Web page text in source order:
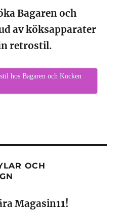
Bagaren och
av köksapparater
retrostil.
hos Bagaren och Kocken
OCH
Magasin11!